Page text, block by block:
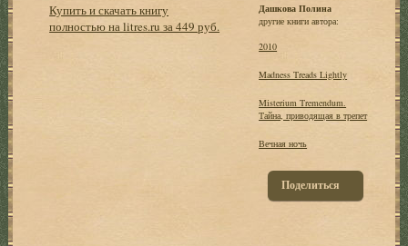
Купить и скачать книгу
полностью на litres.ru за 449 руб.
Дашкова Полина
другие книги автора:
2010
Madness Treads Lightly
Misterium Tremendum.
Тайна, приводящая в трепет
Вечная ночь
Поделиться